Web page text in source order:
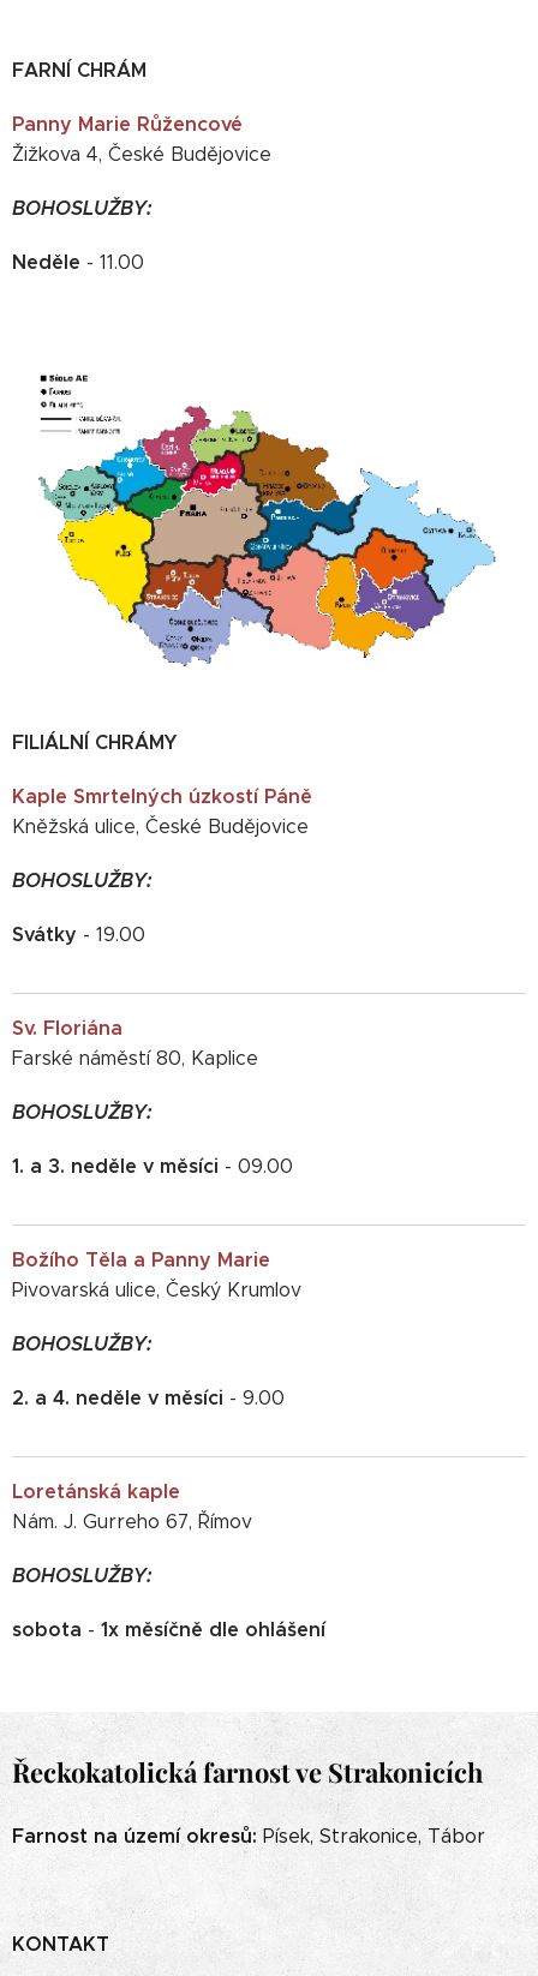
FARNÍ CHRÁM
Panny Marie Růžencové
Žižkova 4, České Budějovice
BOHOSLUŽBY:
Neděle - 11.00
FILIÁLNÍ CHRÁMY
Kaple Smrtelných úzkostí Páně
Kněžská ulice, České Budějovice
BOHOSLUŽBY:
Svátky - 19.00
Sv. Floriána
Farské náměstí 80, Kaplice
BOHOSLUŽBY:
1. a 3. neděle v měsíci - 09.00
Božího Těla a Panny Marie
Pivovarská ulice, Český Krumlov
BOHOSLUŽBY:
2. a 4. neděle v měsíci - 9.00
Loretánská kaple
Nám. J. Gurreho 67, Římov
BOHOSLUŽBY:
sobota - 1x měsíčně dle ohlášení
Řeckokatolická farnost ve Strakonicích
Farnost na území okresů: Písek, Strakonice, Tábor
KONTAKT